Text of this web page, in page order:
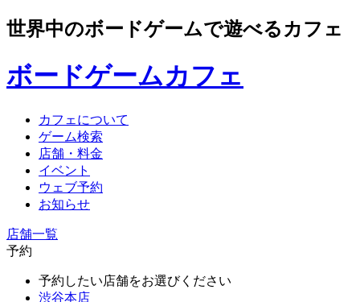
世界中のボードゲームで遊べるカフェ
ボードゲームカフェ
カフェについて
ゲーム検索
店舗・料金
イベント
ウェブ予約
お知らせ
店舗一覧
予約
予約したい店舗をお選びください
渋谷本店